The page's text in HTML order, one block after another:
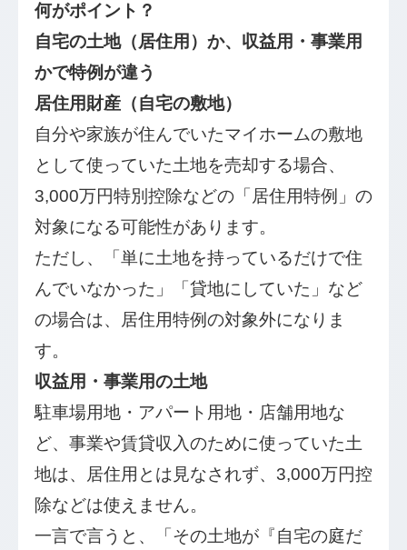
何がポイント？
自宅の土地（居住用）か、収益用・事業用
かで特例が違う
居住用財産（自宅の敷地）
自分や家族が住んでいたマイホームの敷地
として使っていた土地を売却する場合、
3,000万円特別控除などの「居住用特例」の
対象になる可能性があります。
ただし、「単に土地を持っているだけで住
んでいなかった」「貸地にしていた」など
の場合は、居住用特例の対象外になりま
す。
収益用・事業用の土地
駐車場用地・アパート用地・店舗用地な
ど、事業や賃貸収入のために使っていた土
地は、居住用とは見なされず、3,000万円控
除などは使えません。
一言で言うと、「その土地が『自宅の庭だ